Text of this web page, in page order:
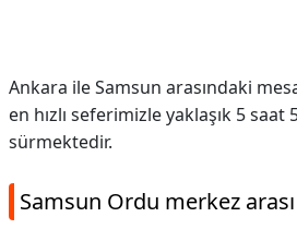
Ankara ile Samsun arasındaki
en hızlı seferimizle yaklaşık 5
sürmektedir.
Samsun Ordu merkez